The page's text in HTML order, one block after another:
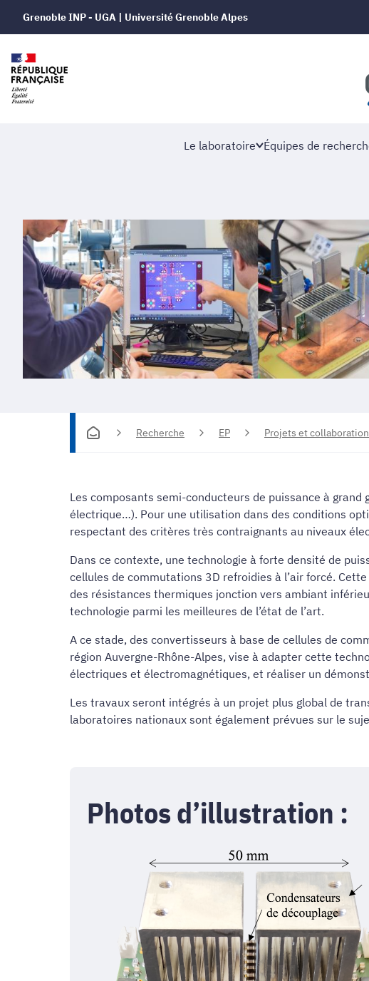
Grenoble INP - UGA | Université Grenoble Alpes
Le laboratoire Équipes de
Recherche EP Projets et
Les composants semi-conducteurs de puissance à
électrique…). Pour une utilisation dans des conditions
respectant des critères très contraignants au niveaux
Dans ce contexte, une technologie à forte densité de
cellules de commutations 3D refroidies à l’air forcé.
des résistances thermiques jonction vers ambiant
technologie parmi les meilleures de l’état de l’art.
A ce stade, des convertisseurs à base de cellules de
région Auvergne-Rhône-Alpes, vise à adapter cette
électriques et électromagnétiques, et réaliser un
Les travaux seront intégrés à un projet plus global de
laboratoires nationaux sont également prévues sur le
Photos d’illustration :